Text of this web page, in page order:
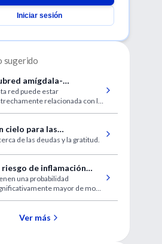
Iniciar sesión
sugerido
amígdala-
codifica la
en el humor
red puede estar
relacionada con la
cielo para las
de las deudas y la gratitud.
riesgo de inflamación
después de una
una probabilidad
mayor de morir
Ver más